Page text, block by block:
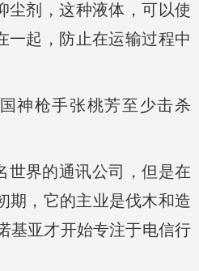
尘剂，这种液体，可以使
一起，防止在运输过程中
神枪手张桃芳至少击杀
世界的通讯公司，但是在
期，它的主业是伐木和造
基亚才开始专注于电信行